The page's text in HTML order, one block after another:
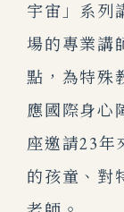
宇宙」系列
場的專業講
點，為特殊
應國際身心
座邀請23年
的孩童、